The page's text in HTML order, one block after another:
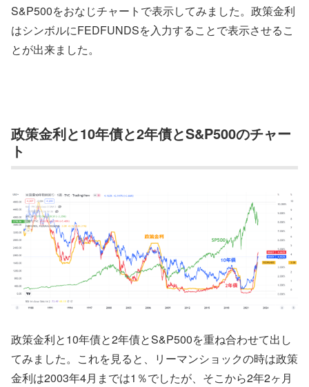
S&P500をおなじチャートで表示してみました。政策金利
はシンボルにFEDFUNDSを入力することで表示させるこ
とが出来ました。
政策金利と10年債と2年債とS&P500のチャー
ト
政策金利と10年債と2年債とS&P500を重ね合わせて出し
てみました。これを見ると、リーマンショックの時は政策
金利は2003年4月までは1％でしたが、そこから2年2ヶ月